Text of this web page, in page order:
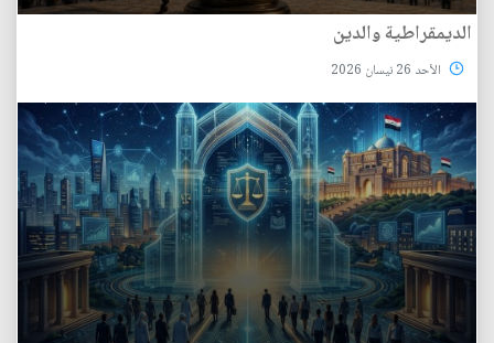
الديمقراطية والدين
الأحد 26 نيسان 2026